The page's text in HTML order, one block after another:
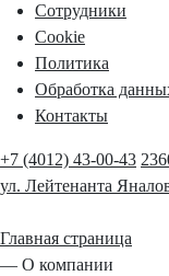
Сотрудники
Cookie
Политика
Обработка
Контакты
+7 (4012) 43-00-43
ул. Лейтенанта
Главная страница
— О компании